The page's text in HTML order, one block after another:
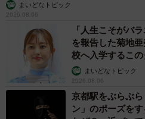
まいどなトピック
2026.08.06
「人生こそがバ
を報告した菊地
校へ入学するこの
まいどなトピック
2026.08.06
京都駅をぶらぶ
ン」のポーズを